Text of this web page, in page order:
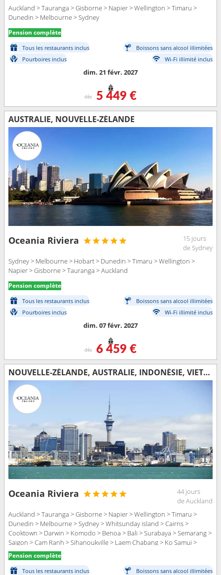
Auckland > Tauranga > Gisborne > Napier > Wellington > Timaru >
Dunedin > Melbourne > Sydney
Pension complète
Tous les restaurants inclus
Boissons sans alcool illimitées
Pourboires inclus
Wi-Fi illimité inclus
dim. 21 févr. 2027
dès 5 449 €
AUSTRALIE, NOUVELLE-ZÉLANDE
Oceania Riviera
15 jours
de Sydney
Sydney > Melbourne > Hobart > Dunedin > Timaru > Wellington >
Napier > Gisborne > Tauranga > Auckland
Pension complète
Tous les restaurants inclus
Boissons sans alcool illimitées
Pourboires inclus
Wi-Fi illimité inclus
dim. 07 févr. 2027
dès 6 459 €
NOUVELLE-ZÉLANDE, AUSTRALIE, INDONÉSIE, VIETNAM, CAMBODGE, THAÏLANDE, SINGAPOUR
Oceania Riviera
44 jours
de Auckland
Auckland > Tauranga > Gisborne > Napier > Wellington > Timaru >
Dunedin > Melbourne > Sydney > Whitsunday island > Cairns >
Cooktown > Darwin > Komodo > Benoa > Bali > Surabaya > Semarang >
Saigon > Cam Ranh > Sihanoukville > Laem Chabang > Ko Samui >
Singapour
Pension complète
Tous les restaurants inclus Boissons sans alcool illimitées